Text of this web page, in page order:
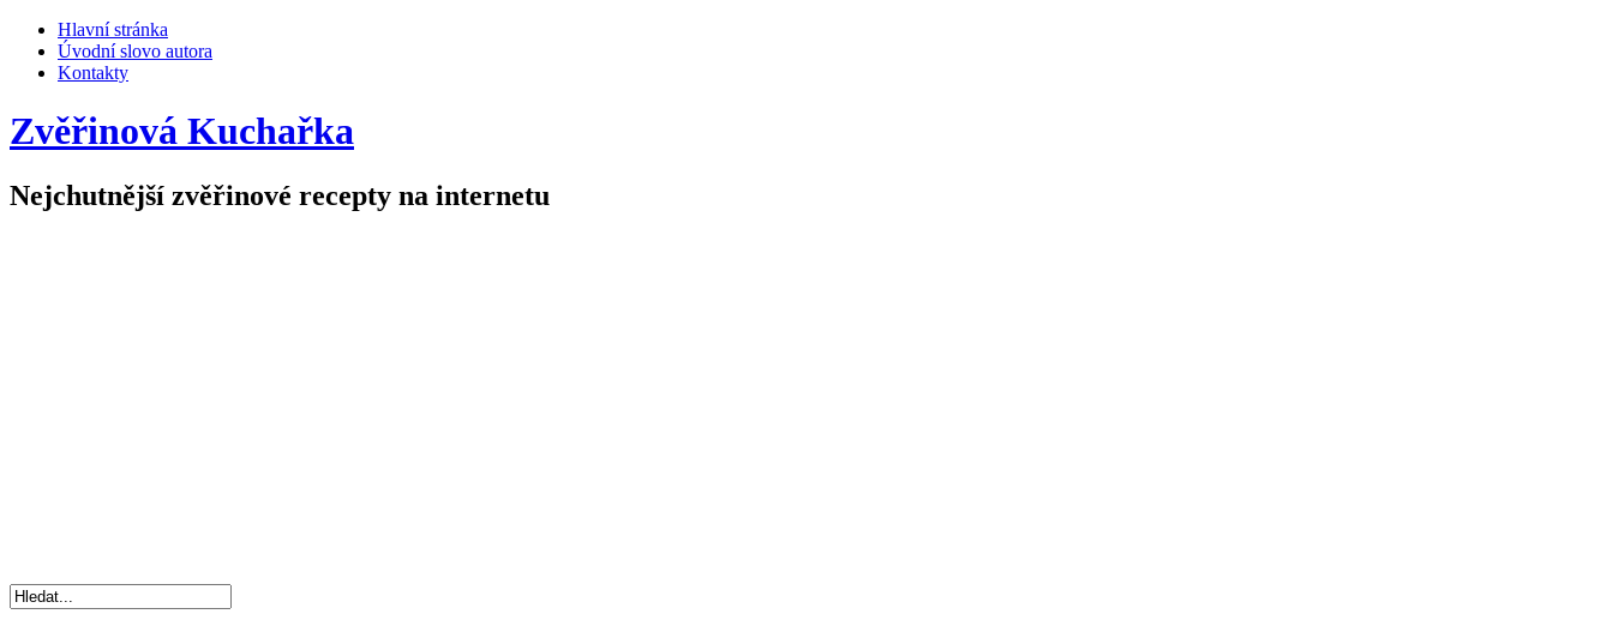
Hlavní stránka
Úvodní slovo autora
Kontakty
Zvěřinová Kuchařka
Nejchutnější zvěřinové recepty na internetu